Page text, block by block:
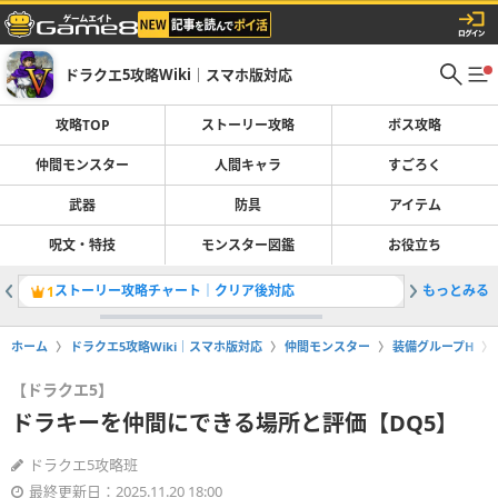
ドラクエ5攻略Wiki｜スマホ版対応
攻略TOP ストーリー攻略 ボス攻略
仲間モンスター 人間キャラ すごろく
武器 防具 アイテム
呪文・特技 モンスター図鑑 お役立ち
1ストーリー攻略チャート｜クリア後対応 2最強仲
もっとみる
ホーム ドラクエ5攻略Wiki｜スマホ版対応 仲間モンスター 装備グループH
【ドラクエ5】
ドラキーを仲間にできる場所と評価【DQ5】
ドラクエ5攻略班
最終更新日：2025.11.20 18:00